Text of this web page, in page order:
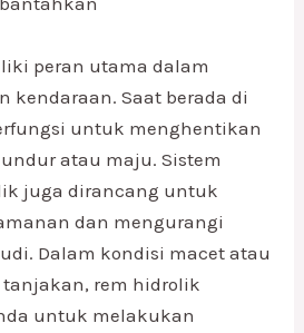
peran utama dalam
kendaraan. Saat berada di
untuk menghentikan
atau maju. Sistem
juga dirancang untuk
dan mengurangi
Dalam kondisi macet atau
rem hidrolik
untuk melakukan